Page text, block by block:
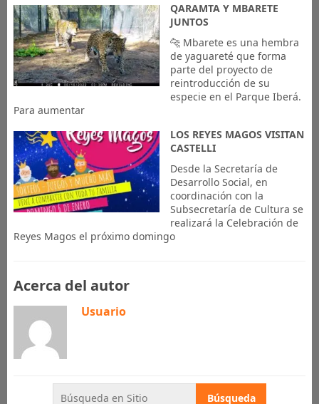
QARAMTA Y MBARETE
JUNTOS
🐆 Mbarete es una hembra
de yaguareté que forma
parte del proyecto de
reintroducción de su
especie en el Parque Iberá.
Para aumentar
LOS REYES MAGOS VISITAN
CASTELLI
Desde la Secretaría de
Desarrollo Social, en
coordinación con la
Subsecretaría de Cultura se
realizará la Celebración de
Reyes Magos el próximo domingo
Acerca del autor
Usuario